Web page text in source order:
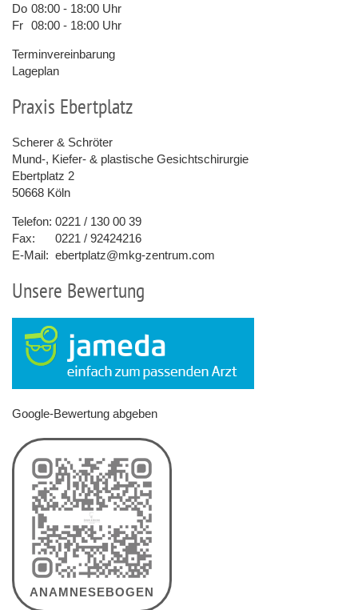
Do 08:00 - 18:00 Uhr
Fr 08:00 - 18:00 Uhr
Terminvereinbarung
Lageplan
Praxis Ebertplatz
Scherer & Schröter
Mund-, Kiefer- & plastische Gesichtschirurgie
Ebertplatz 2
50668 Köln
Telefon: 0221 / 130 00 39
Fax:
0221 / 92424216
E-Mail: ebertplatz@mkg-zentrum.com
Unsere Bewertung
Google-Bewertung abgeben
ANAMNESEBOGEN